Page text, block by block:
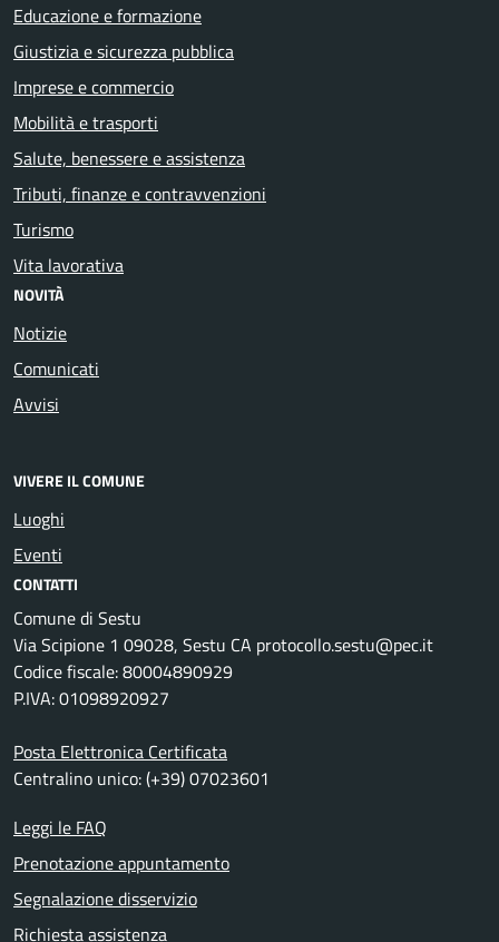
Educazione e formazione
Giustizia e sicurezza pubblica
Imprese e commercio
Mobilità e trasporti
Salute, benessere e assistenza
Tributi, finanze e contravvenzioni
Turismo
Vita lavorativa
NOVITÀ
Notizie
Comunicati
Avvisi
VIVERE IL COMUNE
Luoghi
Eventi
CONTATTI
Comune di Sestu
Via Scipione 1 09028, Sestu CA protocollo.sestu@pec.it
Codice fiscale: 80004890929
P.IVA: 01098920927
Posta Elettronica Certificata
Centralino unico: (+39) 07023601
Leggi le FAQ
Prenotazione appuntamento
Segnalazione disservizio
Richiesta assistenza